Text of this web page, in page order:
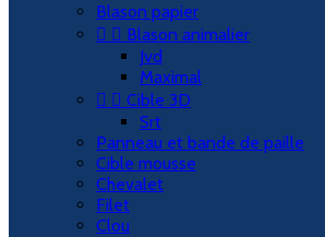
Blason papier
  Blason animalier
Jvd
Maximal
  Cible 3D
Srt
Panneau et bande de paille
Cible mousse
Chevalet
Filet
Clou